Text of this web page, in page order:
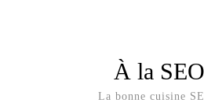
À la
La bonne cuisine